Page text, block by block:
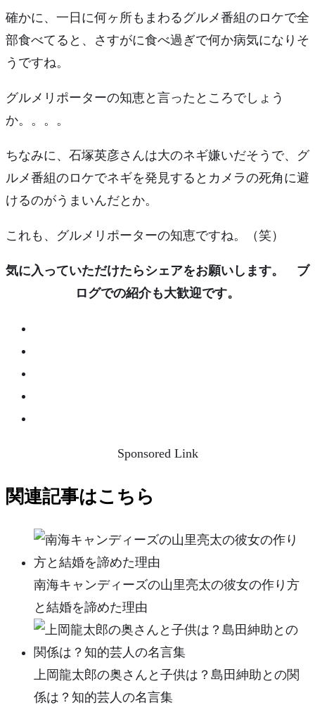
確かに、一日に何ヶ所もまわるグルメ番組のロケで全
部食べてると、さすがに食べ過ぎで何か病気になりそ
うですね。
グルメリポーターの知恵と言ったところでしょう
か。。。。
ちなみに、石塚英彦さんは大のネギ嫌いだそうで、グ
ルメ番組のロケでネギを発見するとカメラの死角に避
けるのがうまいんだとか。
これも、グルメリポーターの知恵ですね。（笑）
気に入っていただけたらシェアをお願いします。 ブ
ログでの紹介も大歓迎です。
Sponsored Link
関連記事はこちら
南海キャンディーズの山里亮太の彼女の作り方
と結婚を諦めた理由
上岡龍太郎の奥さんと子供は？島田紳助との関
係は？知的芸人の名言集